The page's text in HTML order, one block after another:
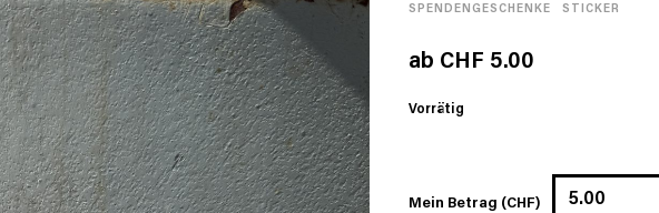
SPENDENGESCHENKE STICKER
ab CHF 5.00
Vorrätig
Mein Betrag (CHF)